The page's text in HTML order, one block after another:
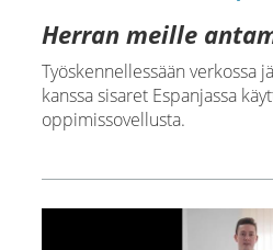
Herran meille
Työskennellessään verkossa
kanssa sisaret Espanjassa
oppimissovellusta.